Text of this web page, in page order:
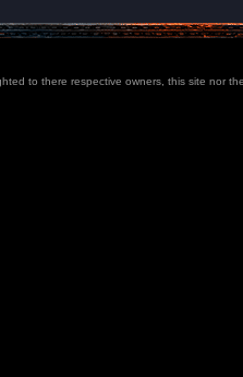
to there respective owners, this site nor